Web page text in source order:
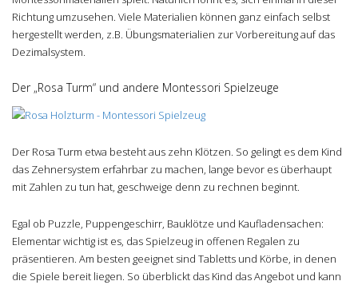
Richtung umzusehen. Viele Materialien können ganz einfach selbst
hergestellt werden, z.B. Übungsmaterialien zur Vorbereitung auf das
Dezimalsystem.
Der „Rosa Turm“ und andere Montessori Spielzeuge
Der Rosa Turm etwa besteht aus zehn Klötzen. So gelingt es dem Kind
das Zehnersystem erfahrbar zu machen, lange bevor es überhaupt
mit Zahlen zu tun hat, geschweige denn zu rechnen beginnt.
Egal ob Puzzle, Puppengeschirr, Bauklötze und Kaufladensachen:
Elementar wichtig ist es, das Spielzeug in offenen Regalen zu
präsentieren. Am besten geeignet sind Tabletts und Körbe, in denen
die Spiele bereit liegen. So überblickt das Kind das Angebot und kann